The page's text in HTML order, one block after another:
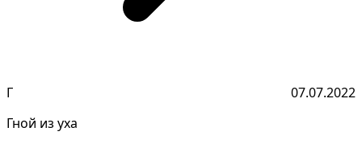
Г
07.07.2022
Гной из уха